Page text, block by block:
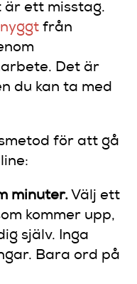
är ett misstag.
från
Det är
du kan ta med
för att gå
minuter. Välj ett
kommer upp,
själv. Inga
Bara ord på